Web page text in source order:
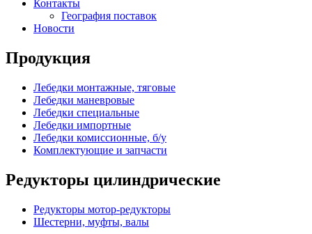
Контакты
География поставок
Новости
Продукция
Лебедки монтажные, тяговые
Лебедки маневровые
Лебедки специальные
Лебедки импортные
Лебедки комиссионные, б/у
Комплектующие и запчасти
Редукторы цилиндрические
Редукторы мотор-редукторы
Шестерни, муфты, валы